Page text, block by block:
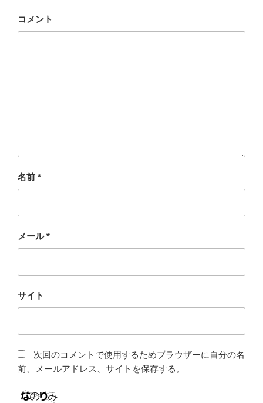
コメント
名前 *
メール*
サイト
次回のコメントで使用するためブラウザーに自分の名
前、メールアドレス、サイトを保存する。